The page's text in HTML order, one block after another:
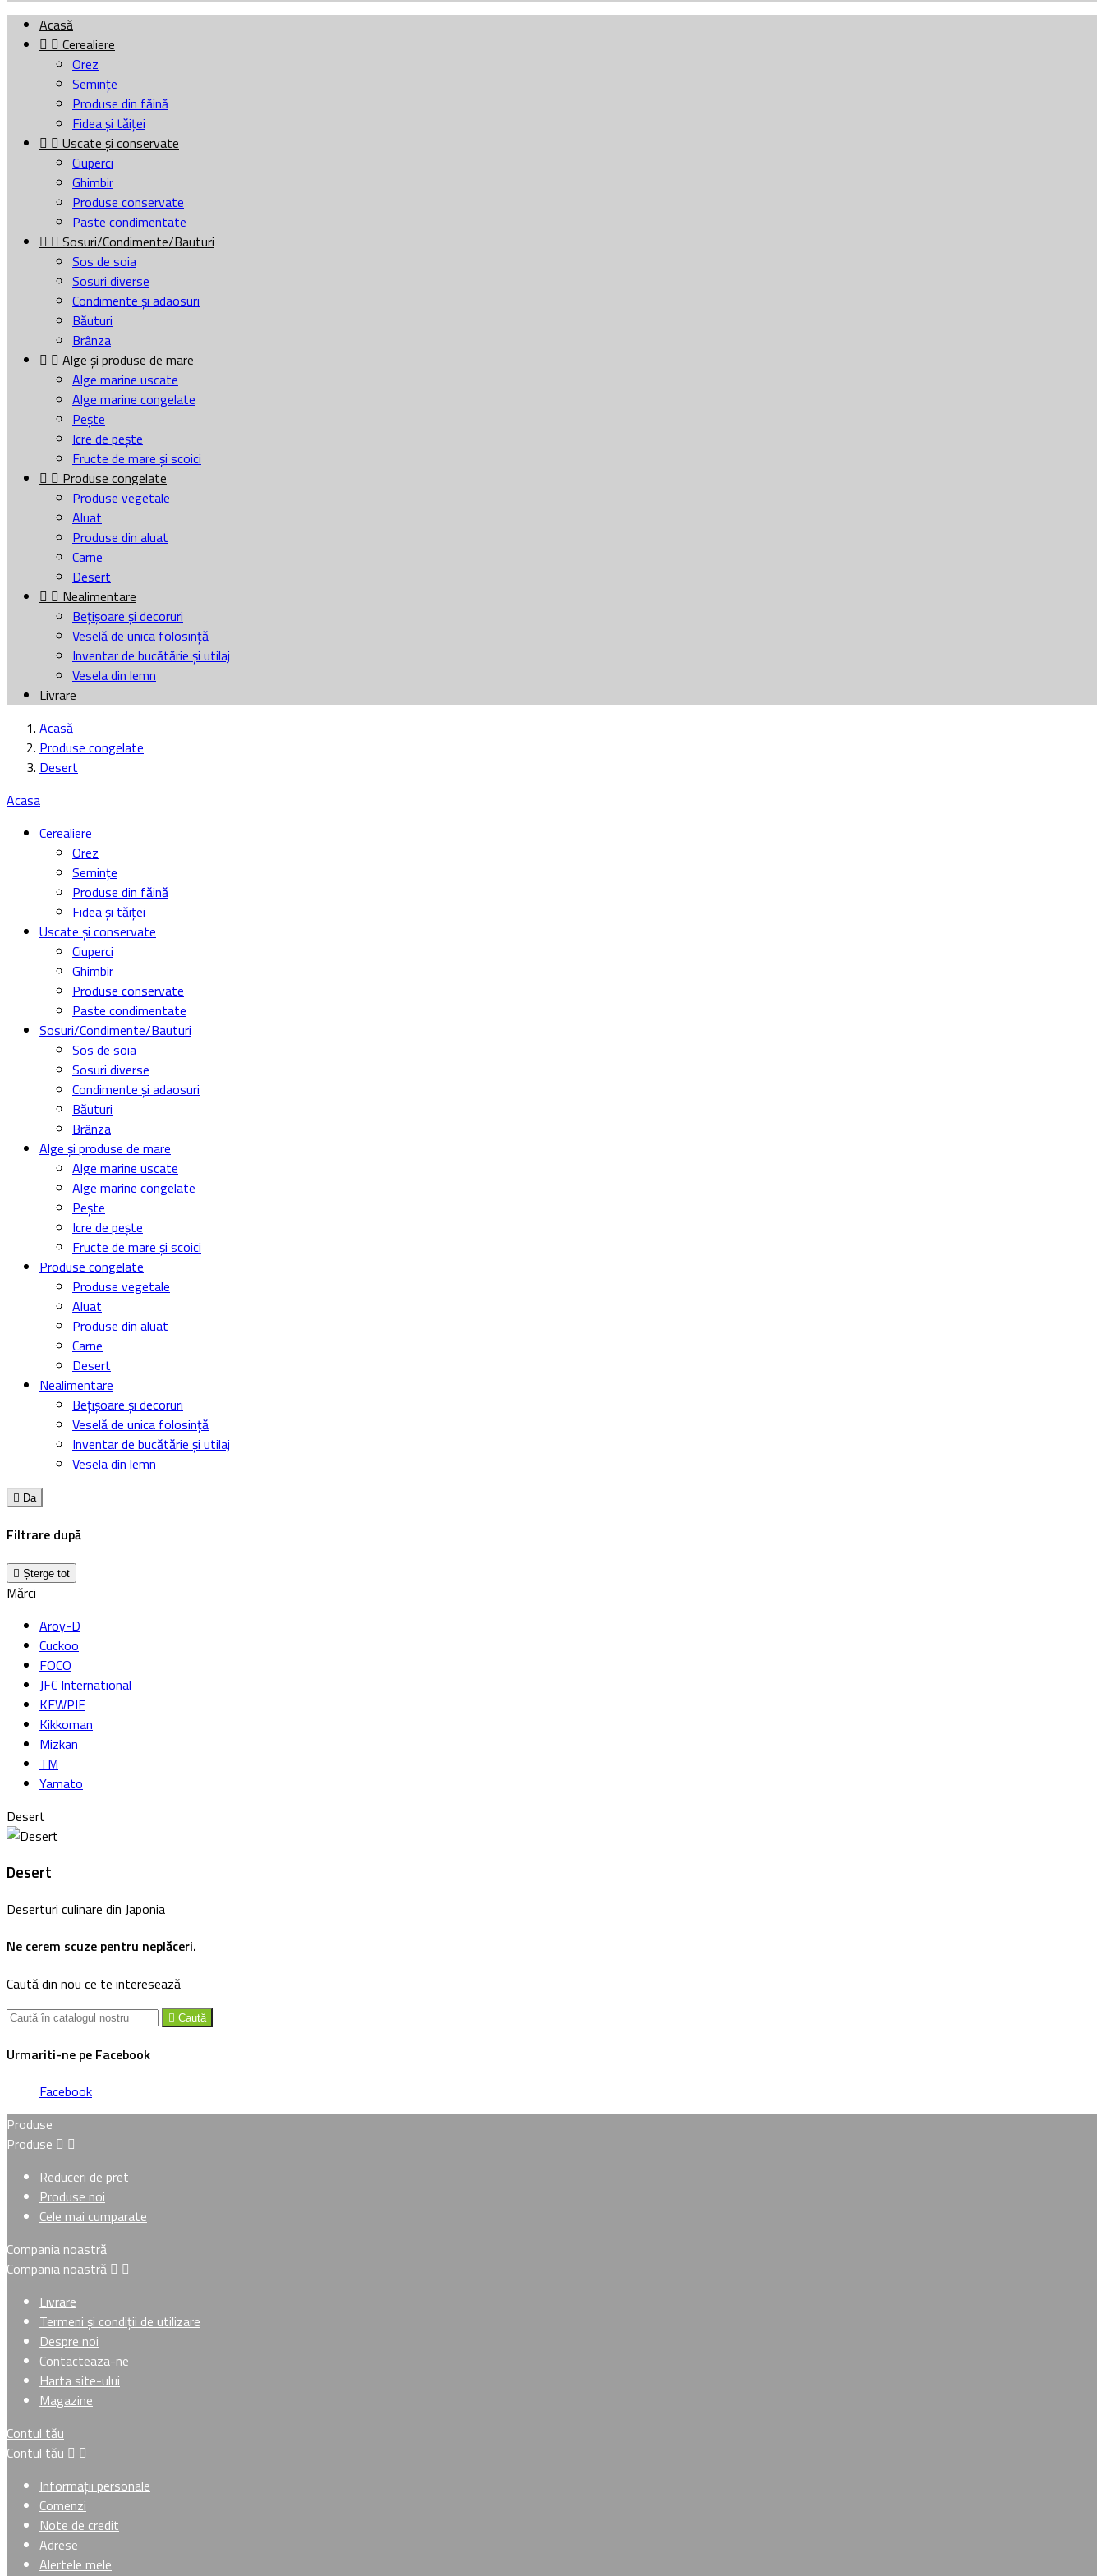
Acasă
  Cerealiere
Orez
Semințe
Produse din făină
Fidea și tăiței
  Uscate și conservate
Ciuperci
Ghimbir
Produse conservate
Paste condimentate
  Sosuri/Condimente/Bauturi
Sos de soia
Sosuri diverse
Condimente și adaosuri
Băuturi
Brânza
  Alge și produse de mare
Alge marine uscate
Alge marine congelate
Pește
Icre de pește
Fructe de mare și scoici
  Produse congelate
Produse vegetale
Aluat
Produse din aluat
Carne
Desert
  Nealimentare
Bețișoare și decoruri
Veselă de unica folosință
Inventar de bucătărie și utilaj
Vesela din lemn
Livrare
Acasă
Produse congelate
Desert
Acasa
Cerealiere
Orez
Semințe
Produse din făină
Fidea și tăiței
Uscate și conservate
Ciuperci
Ghimbir
Produse conservate
Paste condimentate
Sosuri/Condimente/Bauturi
Sos de soia
Sosuri diverse
Condimente și adaosuri
Băuturi
Brânza
Alge și produse de mare
Alge marine uscate
Alge marine congelate
Pește
Icre de pește
Fructe de mare și scoici
Produse congelate
Produse vegetale
Aluat
Produse din aluat
Carne
Desert
Nealimentare
Bețișoare și decoruri
Veselă de unica folosință
Inventar de bucătărie și utilaj
Vesela din lemn
 Da
Filtrare după
 Șterge tot
Mărci
Aroy-D
Cuckoo
FOCO
JFC International
KEWPIE
Kikkoman
Mizkan
TM
Yamato
Desert
Desert
Deserturi culinare din Japonia
Ne cerem scuze pentru neplăceri.
Caută din nou ce te interesează
 Caută
Urmariti-ne pe Facebook
Facebook
Produse
Produse  
Reduceri de pret
Produse noi
Cele mai cumparate
Compania noastră
Compania noastră  
Livrare
Termeni și condiții de utilizare
Despre noi
Contacteaza-ne
Harta site-ului
Magazine
Contul tău
Contul tău  
Informații personale
Comenzi
Note de credit
Adrese
Alertele mele